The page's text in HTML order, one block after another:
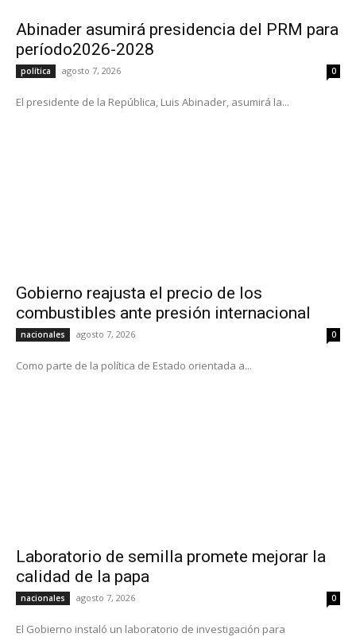
Abinader asumirá presidencia del PRM para
período2026-2028
política agosto 7, 2026 0
El presidente de la República, Luis Abinader, asumirá la...
Gobierno reajusta el precio de los
combustibles ante presión internacional
nacionales agosto 7, 2026 0
Como parte de la política de Estado orientada a...
Laboratorio de semilla promete mejorar la
calidad de la papa
nacionales agosto 7, 2026 0
El Gobierno instaló un laboratorio de investigación para